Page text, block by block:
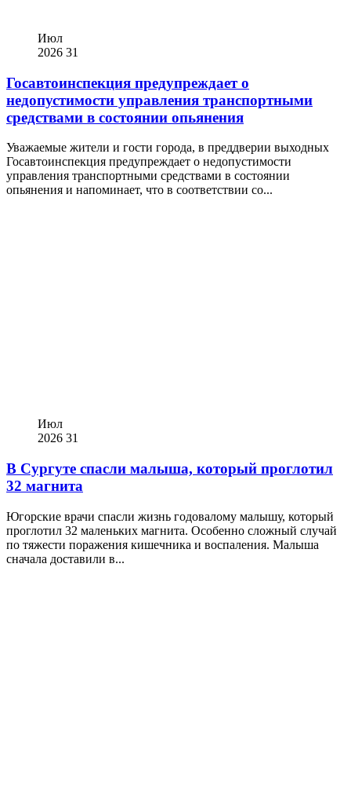
Июл
2026 31
Госавтоинспекция предупреждает о
недопустимости управления транспортными
средствами в состоянии опьянения
Уважаемые жители и гости города, в преддверии выходных
Госавтоинспекция предупреждает о недопустимости
управления транспортными средствами в состоянии
опьянения и напоминает, что в соответствии со...
Июл
2026 31
В Сургуте спасли малыша, который проглотил
32 магнита
Югорские врачи спасли жизнь годовалому малышу, который
проглотил 32 маленьких магнита. Особенно сложный случай
по тяжести поражения кишечника и воспаления. Малыша
сначала доставили в...